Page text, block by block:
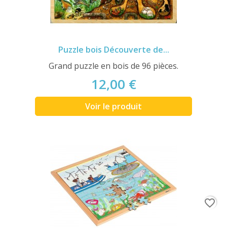
Puzzle bois Découverte de...
Grand puzzle en bois de 96 pièces.
12,00 €
Voir le produit
favorite_border